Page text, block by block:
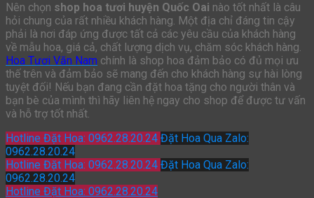
Nên chọn shop hoa tươi huyện Quốc Oai nào tốt nhất là câu
hỏi chung của rất nhiều khách hàng. Một địa chỉ đáng tin cậy
phải là nơi đáp ứng được tất cả các yêu cầu của khách hàng
về mẫu hoa, giá cả, chất lượng dịch vụ, chăm sóc khách hàng.
Hoa Tươi Văn Nam chính là shop hoa đảm bảo có đủ mọi ưu
thế trên và đảm bảo sẽ mang đến cho khách hàng sự hài lòng
tuyệt đối! Nếu bạn đang cần đặt hoa tặng cho người thân và
bạn bè của mình thì hãy liên hệ ngay cho shop để được tư vấn
và hỗ trợ tốt nhất.
Hotline Đặt Hoa: 0962.28.20.24 Đặt Hoa Qua Zalo:
0962.28.20.24
Hotline Đặt Hoa: 0962.28.20.24 Đặt Hoa Qua Zalo:
0962.28.20.24
Hotline Đặt Hoa: 0962.28.20.24